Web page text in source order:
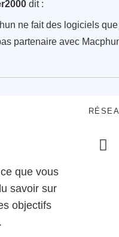
dit :
ne fait des logiciels
partenaire avec
que vous
savoir sur
objectifs